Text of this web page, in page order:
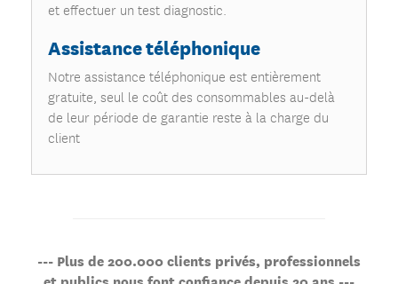
et effectuer un test diagnostic.
Assistance téléphonique
Notre assistance téléphonique est entièrement
gratuite, seul le coût des consommables au-delà
de leur période de garantie reste à la charge du
client
--- Plus de 200.000 clients privés, professionnels